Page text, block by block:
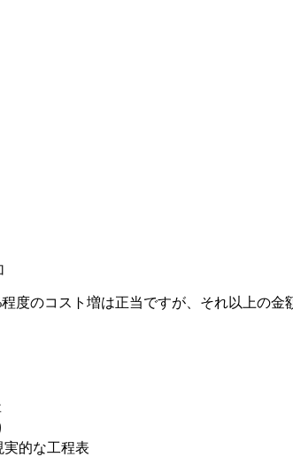
度のコスト増は正当ですが、それ以上の金
的な工程表